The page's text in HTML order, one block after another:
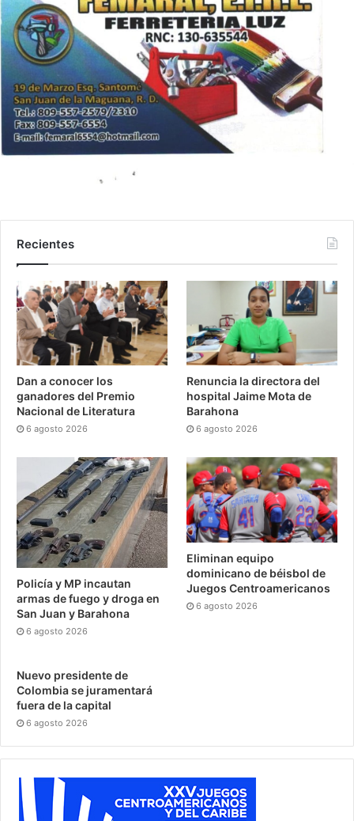
Recientes
Dan a conocer los
ganadores del Premio
Nacional de Literatura
6 agosto 2026
Renuncia la directora del
hospital Jaime Mota de
Barahona
6 agosto 2026
Policía y MP incautan
armas de fuego y droga en
San Juan y Barahona
6 agosto 2026
Eliminan equipo
dominicano de béisbol de
Juegos Centroamericanos
6 agosto 2026
Nuevo presidente de
Colombia se juramentará
fuera de la capital
6 agosto 2026